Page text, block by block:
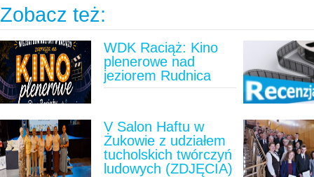
Zobacz też:
WDK Raciąż: Kino
plenerowe nad
jeziorem Rudnica
V Salon Haftu w
Żukowie z udziałem
tucholskich twórczyń
ludowych (ZDJĘCIA)